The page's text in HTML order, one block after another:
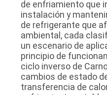
de enfriamiento que
instalación y
de refrigerante que
ambiental, cada
un escenario de
principio de
ciclo inverso de
cambios de estado
transferencia de